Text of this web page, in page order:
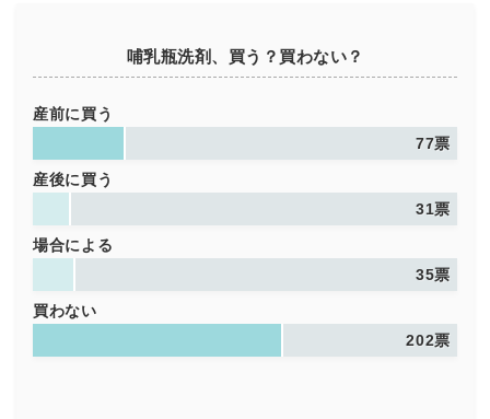
哺乳瓶洗剤、買う？買わない？
産前に買う
77票
産後に買う
31票
場合による
35票
買わない
202票